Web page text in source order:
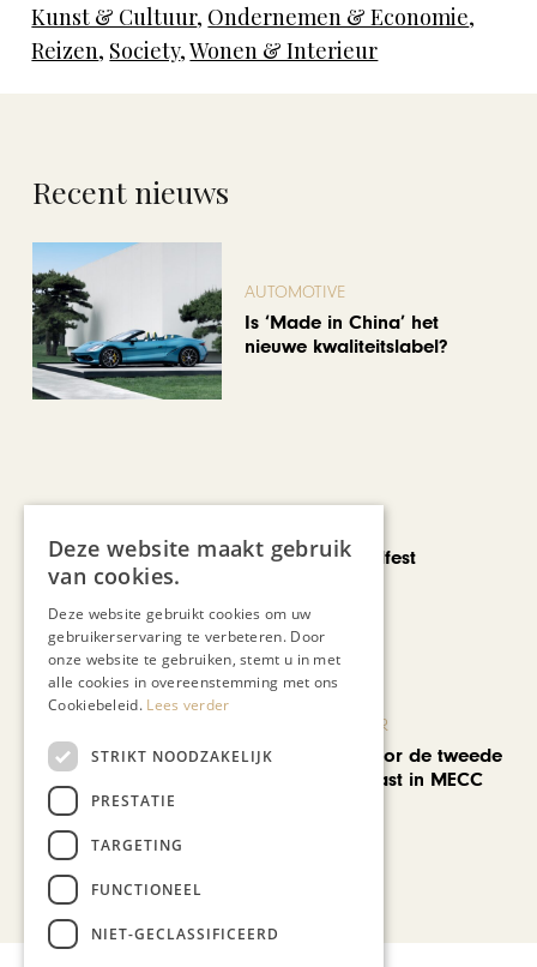
Kunst & Cultuur, Ondernemen & Economie,
Reizen, Society,Wonen & Interieur
Recent nieuws
AUTOMOTIVE
Is ‘Made in China’ het
nieuwe kwaliteitslabel?
Noorbeek Foodfest
KUNST & CULTUUR
EuropArtFair voor de tweede
keer op rij te gast in MECC
Bekijk alle artikelen
Deze website maakt gebruik
van cookies.
Deze website gebruikt cookies om uw
gebruikerservaring te verbeteren. Door
onze website te gebruiken, stemt u in met
alle cookies in overeenstemming met ons
Cookiebeleid. Lees verder
STRIKT NOODZAKELIJK
PRESTATIE
TARGETING
FUNCTIONEEL
NIET-GECLASSIFICEERD